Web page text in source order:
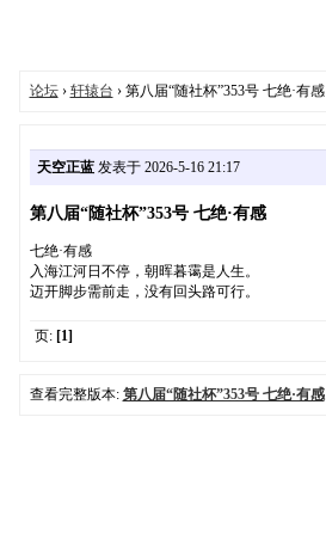
论坛› 轩辕台 › 第八届“随社杯”353号 七绝·有感
天空正蓝发表于 2026-5-16 21:17
第八届“随社杯”353号 七绝·有感
七绝·有感
入海江河日不停，朝晖暮霭是人生。
迈开脚步需前走，没有回头路可行。
页: [1]
查看完整版本: 第八届“随社杯”353号 七绝·有感